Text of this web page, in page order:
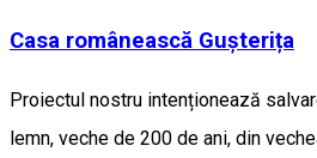
Casa românească Gușterița
Proiectul nostru intenționează
lemn, veche de 200 de ani, din